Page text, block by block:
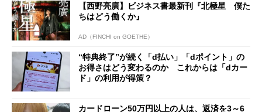
【西野亮廣】ビジネス書最新刊『北極星 僕た
ちはどう働くか』
AD（FINCHI on GOETHE）
“特典終了”が続く「d払い」「dポイント」の
お得さはどう変わるのか これからは「dカー
ド」の利用が得策？
カードローン50万円以上の人は、返済を3～6